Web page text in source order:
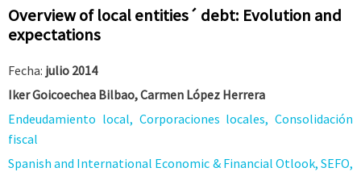
Overview of local entities´ debt: Evolution and
expectations
Fecha: julio 2014
Iker Goicoechea Bilbao, Carmen López Herrera
Endeudamiento local, Corporaciones locales, Consolidación
fiscal
Spanish and International Economic & Financial Otlook, SEFO,